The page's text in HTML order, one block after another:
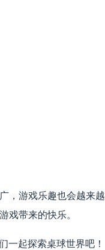
，游戏乐趣也会越来越
戏带来的快乐。
一起探索桌球世界吧！